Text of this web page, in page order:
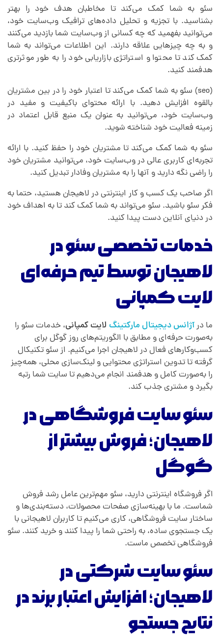
سئو به شما کمک می‌کند تا مخاطبان هدف خود را بهتر
بشناسید. با تجزیه و تحلیل داده‌های ترافیک وب‌سایت خود،
می‌توانید بفهمید که چه کسانی از وب‌سایت شما بازدید می‌کنند
و به چه چیزهایی علاقه دارند. این اطلاعات می‌تواند به شما
کمک کند تا محتوا و استراتژی بازاریابی خود را به طور موثرتری
هدفمند کنید.
(seo) سئو به شما کمک می‌کند تا اعتبار خود را در بین مشتریان
بالقوه افزایش دهید. با ارائه محتوای باکیفیت و مفید در
وب‌سایت خود، می‌توانید به عنوان یک منبع قابل اعتماد در
زمینه فعالیت خود شناخته شوید.
سئو به شما کمک می‌کند تا مشتریان خود را حفظ کنید. با ارائه
تجربه‌ای کاربری عالی در وب‌سایت خود، می‌توانید مشتریان خود
را راضی نگه دارید و آنها را به مشتریان وفادار تبدیل کنید.
اگر صاحب یک کسب و کار اینترنتی در لاهیجان هستید، حتما به
فکر سئو باشید. سئو می‌تواند به شما کمک کند تا به اهداف خود
در دنیای آنلاین دست پیدا کنید.
خدمات تخصصی سئو در
لاهیجان توسط تیم حرفه‌ای
لایت کمپانی
ما درآژانس دیجیتال مارکتینگ لایت کمپانی، خدمات سئو را
به‌صورت حرفه‌ای و مطابق با الگوریتم‌های روز گوگل برای
کسب‌وکارهای فعال در لاهیجان اجرا می‌کنیم. از سئو تکنیکال
گرفته تا تدوین استراتژی محتوایی و لینک‌سازی محلی، همه‌چیز
را به‌صورت کامل و هدفمند انجام می‌دهیم تا سایت شما رتبه
بگیرد و مشتری جذب کند.
سئو سایت فروشگاهی در
لاهیجان؛ فروش بیشتر از
گوگل
اگر فروشگاه اینترنتی دارید، سئو مهم‌ترین عامل رشد فروش
شماست. ما با بهینه‌سازی صفحات محصولات، دسته‌بندی‌ها و
ساختار سایت فروشگاهی، کاری می‌کنیم تا کاربران لاهیجانی با
یک جستجوی ساده، به راحتی شما را پیدا کنند و خرید کنند. سئو
فروشگاهی تخصص ماست.
سئو سایت شرکتی در
لاهیجان؛ افزایش اعتبار برند در
نتایج جستجو